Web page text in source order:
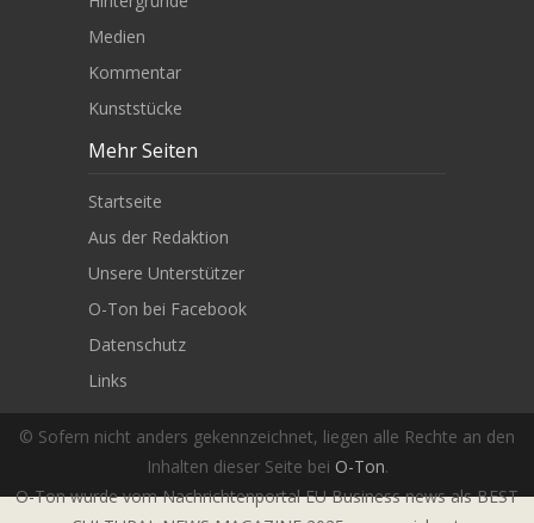
© Sofern nicht anders gekennzeichnet, liegen alle Rechte an den
Inhalten dieser Seite bei O-Ton.
O-Ton wurde vom Nachrichtenportal EU Business news als BEST
Medien
Kommentar
Kunststücke
Mehr Seiten
Startseite
Aus der Redaktion
Unsere Unterstützer
O-Ton bei Facebook
Datenschutz
Links